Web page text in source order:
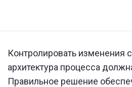
Контролировать изменения
архитектура процесса
Правильное решение